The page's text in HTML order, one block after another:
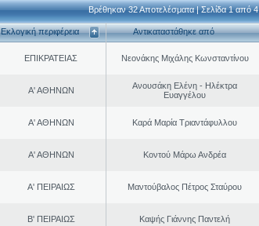
Βρέθηκαν 32 Αποτελέσματα | Σελίδα 1 από 4
Εκλογική περιφέρεια Αντικαταστάθηκε από
ΕΠΙΚΡΑΤΕΙΑΣ Νεονάκης Μιχάλης Κωνσταντίνου
Α' ΑΘΗΝΩΝ
Ανουσάκη Ελένη - Ηλέκτρα
Ευαγγέλου
Α' ΑΘΗΝΩΝ Καρά Μαρία Τριαντάφυλλου
Α' ΑΘΗΝΩΝ Κοντού Μάρω Ανδρέα
Α' ΠΕΙΡΑΙΩΣ Μαντούβαλος Πέτρος Σταύρου
Β' ΠΕΙΡΑΙΩΣ Καψής Γιάννης Παντελή